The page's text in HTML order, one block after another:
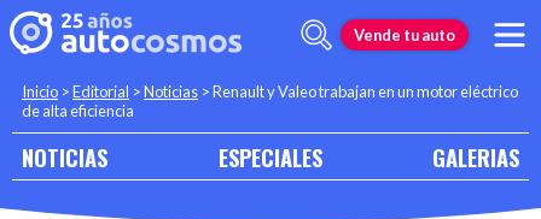
Vende tu auto
Inicio >Editorial >Noticias >Renault y Valeo trabajan en un motor eléctrico
de alta eficiencia
NOTICIAS ESPECIALES GALERIAS